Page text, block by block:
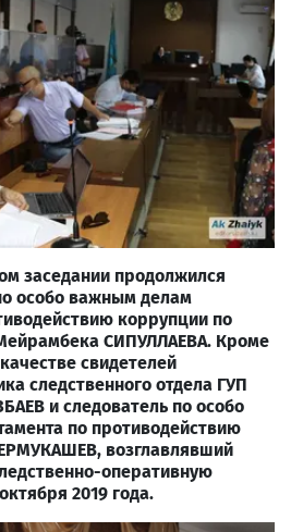
заседании продолжился
особо важным делам
коррупции по
СИПУЛЛАЕВА. Кроме
свидетелей
следственного отдела ГУП
и следователь по особо
по противодействию
возглавлявший
оперативную
2019 года.